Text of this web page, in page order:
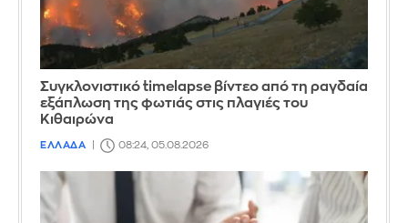
Συγκλονιστικό timelapse βίντεο από τη ραγδαία
εξάπλωση της φωτιάς στις πλαγιές του
Κιθαιρώνα
ΕΛΛΑΔΑ 08:24, 05.08.2026